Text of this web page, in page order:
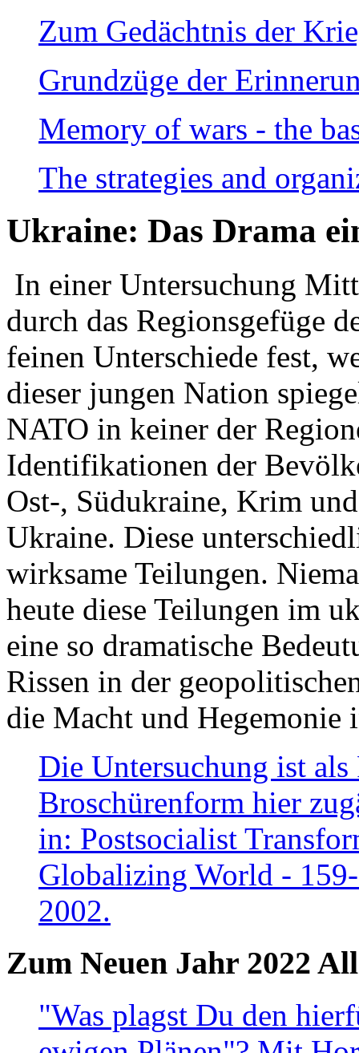
Zum Gedächtnis der
Grundzüge der
Memory of wars - the
The strategies and
Ukraine: Das Drama
In einer Untersuchung
durch das Regionsgefüge
feinen Unterschiede fest,
dieser jungen Nation
NATO in keiner der
Identifikationen der
Ost-, Südukraine, Krim
Ukraine. Diese
wirksame Teilungen.
heute diese Teilungen im
eine so dramatische
Rissen in der
die Macht und Hegemonie
Die Untersuchung ist
Broschürenform hier
in: Postsocialist
Globalizing World -
2002.
Zum Neuen Jahr 2022
"Was plagst Du den